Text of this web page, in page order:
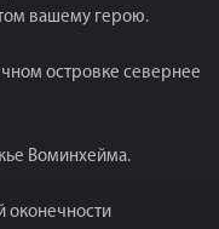
вашему герою.
островке севернее
Воминхейма.
оконечности